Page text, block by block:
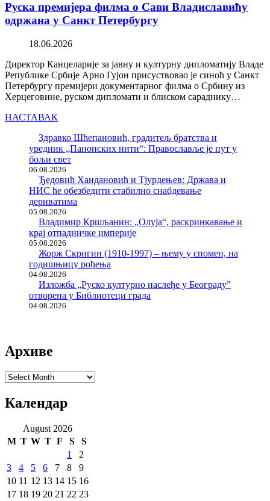
Руска премијера филма о Сави Владиславићу
одржана у Санкт Петербургу
18.06.2026
Директор Канцеларије за јавну и културну дипломатију Владе
Републике Србије Арно Гујон присуствовао је синоћ у Санкт
Петербургу премијери документарног филма о Србину из
Херцеговине, руском дипломати и блиском сараднику…
НАСТАВАК
Здравко Шћепановић, градитељ братства и
уредник „Панонских нити“: Православље је пут у
бољи свет
06.08.2026
Ђедовић Хандановић и Тјурдењев: Држава и
НИС ће обезбедити стабилно снабдевање
дериватима
05.08.2026
Владимир Кршљанин: „Олуја“, раскринкавање и
крај отпадничке империје
05.08.2026
Жорж Скригин (1910-1997) – њему у спомен, на
годишњицу рођења
04.08.2026
Изложба „Руско културно наслеђе у Београду”
отворена у Библиотеци града
04.08.2026
Архиве
Архиве
Календар
August 2026
M T W T F S
S
1
2
3
4 5 6 7 8
9
10 11 12 13 14 15 16
17 18 19 20 21 22 23